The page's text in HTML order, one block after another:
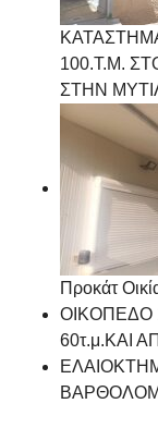
100.Τ.Μ.
ΣΤΗΝ
Προκάτ
ΟΙΚΟΠΕΔΟ
60τ.μ.ΚΑΙ